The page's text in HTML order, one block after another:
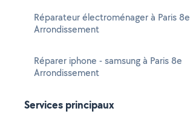
Réparateur électroménager à Paris 8e
Arrondissement
Réparer iphone - samsung à Paris 8e
Arrondissement
Services principaux